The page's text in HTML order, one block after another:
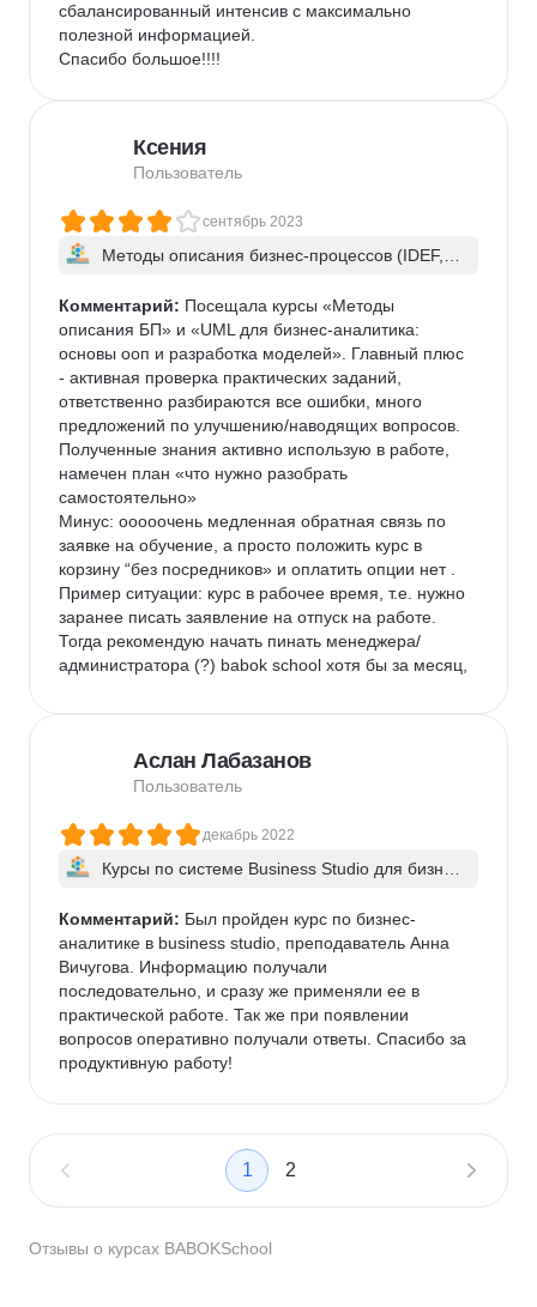
Отзывы о курсах BABOKSchool
сбалансированный интенсив с максимально
полезной информацией.
Спасибо большое!!!!
Ксения
Пользователь
сентябрь 2023
Методы описания бизнес-процессов (IDEF, D
Комментарий: Посещала курсы «Методы
описания БП» и «UML для бизнес-аналитика:
основы ооп и разработка моделей». Главный плюс
- активная проверка практических заданий,
ответственно разбираются все ошибки, много
предложений по улучшению/наводящих вопросов.
Полученные знания активно использую в работе,
намечен план «что нужно разобрать
самостоятельно»
Минус: ооооочень медленная обратная связь по
заявке на обучение, а просто положить курс в
корзину “без посредников» и оплатить опции нет .
Пример ситуации: курс в рабочее время, т.е. нужно
заранее писать заявление на отпуск на работе.
Тогда рекомендую начать пинать менеджера/
администратора (?) babok school хотя бы за месяц,
в чате сайта отвечают быстрее, там можно уточнить
почему нет обратной связи по заявке/будет ли
лично мне бессовестно соврали о якобы
отправленном ответе ранее (но почему-то после
напоминания сообщение пришло без проблем).
курсов такое некачественное и отталкивающее
сопровождение
Аслан Лабазанов
Пользователь
декабрь 2022
Курсы по системе Business Studio для бизнес
Комментарий: Был пройден курс по бизнес-
аналитике в business studio, преподаватель Анна
Вичугова. Информацию получали
последовательно, и сразу же применяли ее в
практической работе. Так же при появлении
вопросов оперативно получали ответы. Спасибо за
продуктивную работу!
1 2